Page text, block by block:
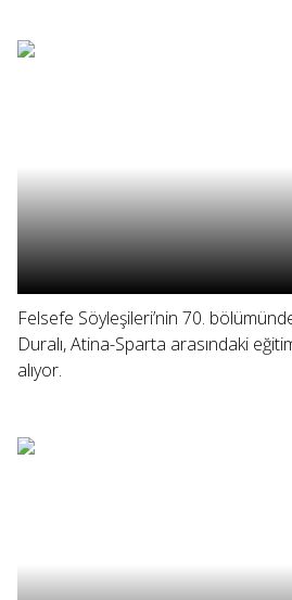
Felsefe Söyleşileri’nin 70.
Duralı, Atina-Sparta arasındaki
alıyor.